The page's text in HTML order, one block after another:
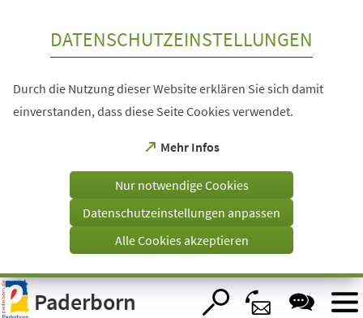
Visuelle
Assistenzsoftware
öffnen.
DATENSCHUTZEINSTELLUNGEN
Durch die Nutzung dieser Website erklären Sie sich damit
einverstanden, dass diese Seite Cookies verwendet.
Mehr Infos
(Öffnet
einem
Tab)
Nur notwendige Cookies
Datenschutzeinstellungen anpassen
Alle Cookies akzeptieren
Paderborn